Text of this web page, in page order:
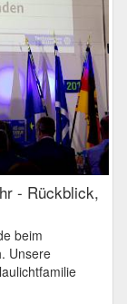
- Rückblick,
beim
Unsere